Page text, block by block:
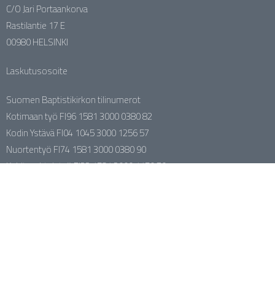
C/O Jari Portaankorva
Rastilantie 17 E
00980 HELSINKI
Laskutusosoite
Suomen Baptistikirkon tilinumerot
Kotimaan työ FI96 1581 3000 0380 82
Kodin Ystävä FI04 1045 3000 1256 57
Nuortentyö FI74 1581 3000 0380 90
Kehitysyhteistyö FI33 1581 3000 1150 70